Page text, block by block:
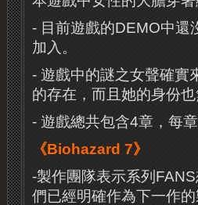
- 目前遊戲的DEMO中還
加入。
- 遊戲中的謎之女聲確實
的存在，而且她的身份也
- 遊戲總共包含4章，每
《Biohazard 7》
-製作團隊表示系列
們已經明確作為下一作